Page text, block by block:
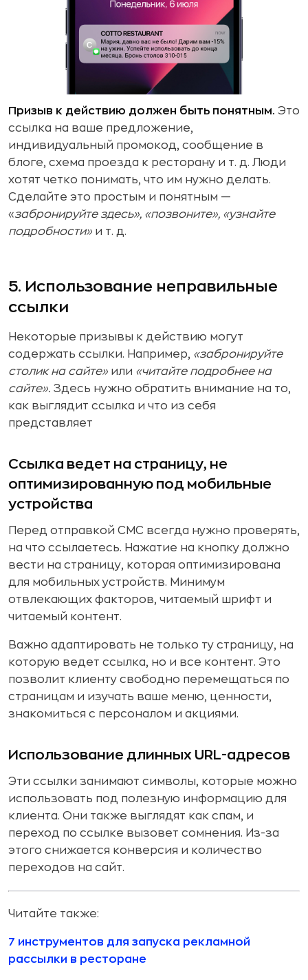
Призыв к действию должен быть понятным. Это
ссылка на ваше предложение,
индивидуальный промокод, сообщение в
блоге, схема проезда к ресторану и т. д. Люди
хотят четко понимать, что им нужно делать.
Сделайте это простым и понятным —
«забронируйте здесь», «позвоните», «узнайте
подробности» и т. д.
5. Использование неправильные
ссылки
Некоторые призывы к действию могут
содержать ссылки. Например, «забронируйте
столик на сайте» или «читайте подробнее на
сайте». Здесь нужно обратить внимание на то,
как выглядит ссылка и что из себя
представляет
Ссылка ведет на страницу, не
оптимизированную под мобильные
устройства
Перед отправкой СМС всегда нужно проверять,
на что ссылаетесь. Нажатие на кнопку должно
вести на страницу, которая оптимизирована
для мобильных устройств. Минимум
отвлекающих факторов, читаемый шрифт и
читаемый контент.
Важно адаптировать не только ту страницу, на
которую ведет ссылка, но и все контент. Это
позволит клиенту свободно перемещаться по
страницам и изучать ваше меню, ценности,
знакомиться с персоналом и акциями.
Использование длинных URL-адресов
Эти ссылки занимают символы, которые можно
использовать под полезную информацию для
клиента. Они также выглядят как спам, и
переход по ссылке вызовет сомнения. Из-за
этого снижается конверсия и количество
переходов на сайт.
Читайте также:
7 инструментов для запуска рекламной
рассылки в ресторане